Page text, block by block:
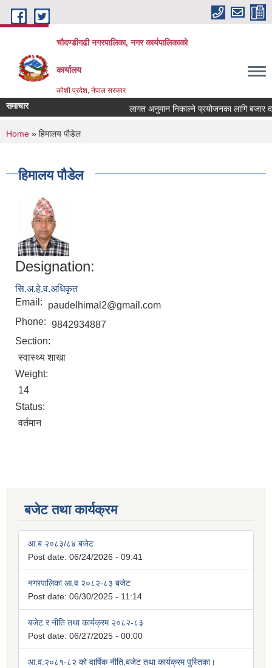
Skip to main content
चौदण्डीगढी नगरपालिका, नगर कार्यपालिकाको
कार्यालय
कोशी प्रदेश, नेपाल सरकार
समाचार लागत अनुमान निकाल्ने प्रयोजनका लागि बजार
खोपकर्ता (भ्याक्सिनेटर) आवश्यकता सम्वन्धी सूचना।
You are here
Home » हिमालय पौडेल
हिमालय पौडेल
Designation:
सि.अ.हे.व.अधिकृत
Email:
paudelhimal2@gmail.com
Phone: 9842934887
Section:
स्वास्थ्य शाखा
Weight:
14
Status:
वर्तमान
बजेट तथा कार्यक्रम
आ.ब २०८३/८४ बजेट
Post date: 06/24/2026 - 09:41
नगरपालिका आ.व २०८२-८३ बजेट
Post date: 06/30/2025 - 11:14
बजेट र नीति तथा कार्यक्रम २०८२-८३
Post date: 06/27/2025 - 00:00
आ.व.२०८१-८२ को वार्षिक नीति,बजेट तथा कार्यक्रम पुस्तिका।